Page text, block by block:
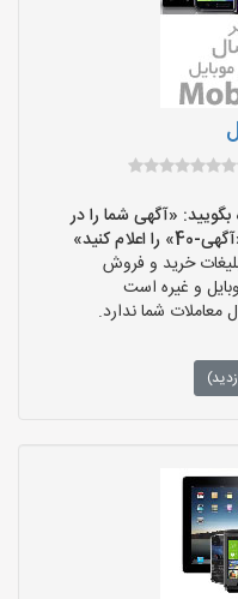
«آگهی شما را در
کنید»
خرید و فروش
و غیره است
معاملات شما ندارد.